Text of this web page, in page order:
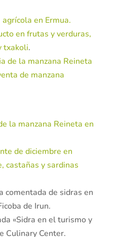
agrícola en Ermua.
en frutas y verduras,
txakoli.
de la manzana Reineta
de manzana
la manzana Reineta en
de diciembre en
castañas y sardinas
comentada de sidras en
de Irun.
«Sidra en el turismo y
Culinary Center.